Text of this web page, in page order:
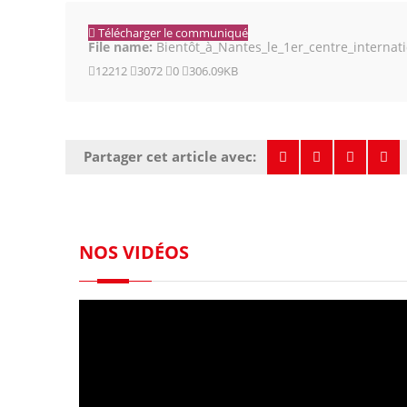
Télécharger le communiqué
File name:
12212 3072 0 306.09KB
Partager cet article avec:
NOS VIDÉOS